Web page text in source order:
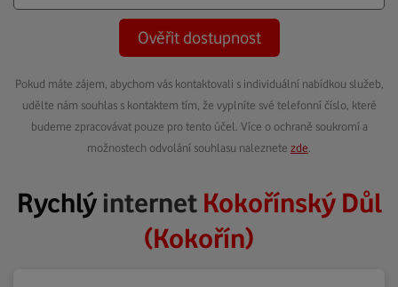
Ověřit dostupnost
Pokud máte zájem, abychom vás kontaktovali s individuální nabídkou služeb,
udělte nám souhlas s kontaktem tím, že vyplníte své telefonní číslo, které
budeme zpracovávat pouze pro tento účel. Více o ochraně soukromí a
možnostech odvolání souhlasu naleznete zde
Rychlýinternet Kokořínský Důl
(Kokořín)